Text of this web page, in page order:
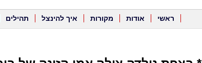
ראשי אודות מקורות איך להינצל תהילים